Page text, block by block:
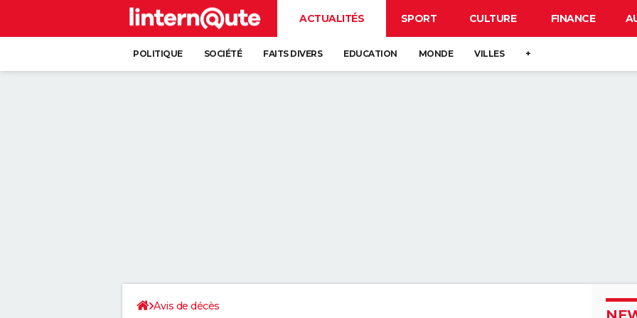
ACTUALITÉS SPORT CULTURE FINANCE
POLITIQUE SOCIÉTÉ FAITS DIVERS EDUCATION MONDE VILLES +
Avis de décès